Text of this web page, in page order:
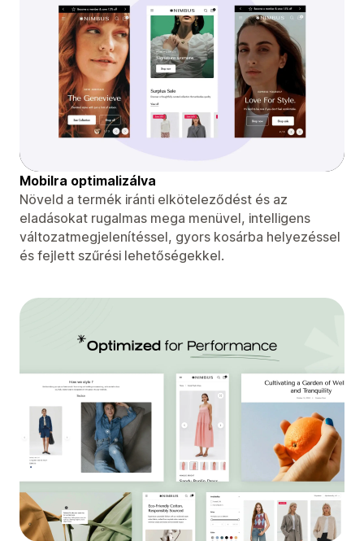
Mobilra optimalizálva
Növeld a termék iránti elköteleződést és az
eladásokat rugalmas mega menüvel, intelligens
változatmegjelenítéssel, gyors kosárba helyezéssel
és fejlett szűrési lehetőségekkel.